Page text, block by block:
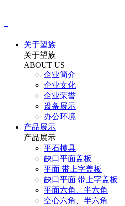
关于望族
关于望族
ABOUT US
企业简介
企业文化
企业荣誉
设备展示
办公环境
产品展示
产品展示
平石模具
缺口平面盖板
平面 带上字盖板
缺口平面 带上字盖板
平面六角、半六角
空心六角、半六角